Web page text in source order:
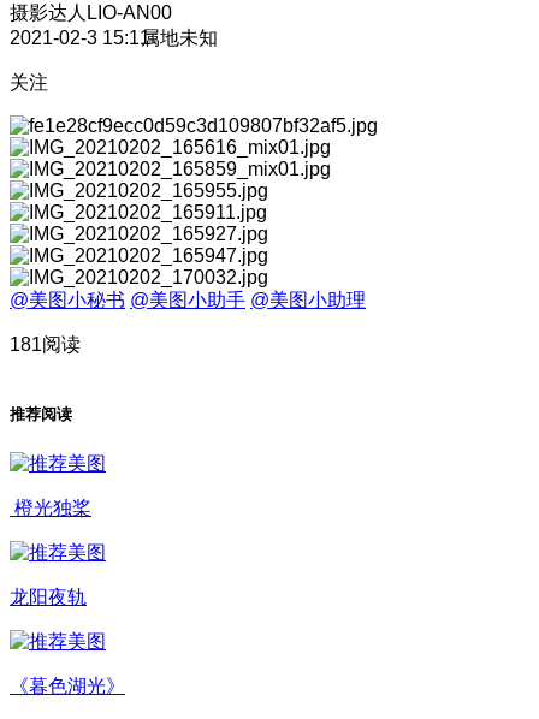
摄影达人 LIO-AN00
2021-02-3 15:11属地未知
关注
@美图小秘书 @美图小助手 @美图小助理
181阅读
推荐阅读
橙光独桨
龙阳夜轨
《暮色湖光》